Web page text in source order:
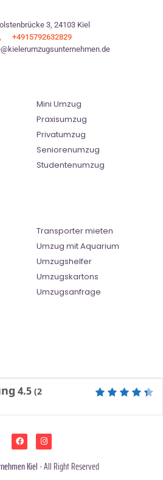
3, 24103 Kiel
+4915792632829
Mini Umzug
Praxisumzug
Privatumzug
Seniorenumzug
Studentenumzug
Transporter mieten
Umzug mit Aquarium
Umzugshelfer
Umzugskartons
Umzugsanfrage
4.5 (2
Kiel - All Right Reserved